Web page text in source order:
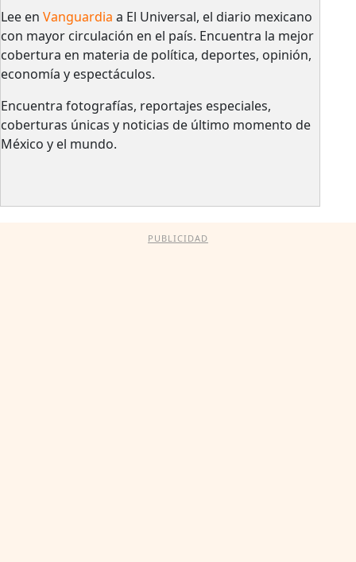
Lee en Vanguardia a El Universal, el diario mexicano
con mayor circulación en el país.​ Encuentra la mejor
cobertura en materia de política, deportes, opinión,
economía y espectáculos.
Encuentra fotografías, reportajes especiales,
coberturas únicas y noticias de último momento de
México y el mundo.
PUBLICIDAD